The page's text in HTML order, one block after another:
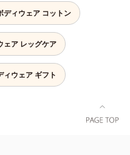
ディウェア コットン
ェア レッグケア
ィウェア ギフト